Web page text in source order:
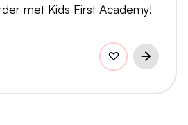
met Kids First Academy!